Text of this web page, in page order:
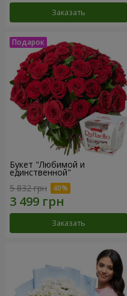
Заказать
Букет "Любимой и
единственной"
5 832 грн
Заказать